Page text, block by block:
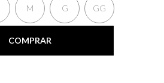
M G GG
COMPRAR